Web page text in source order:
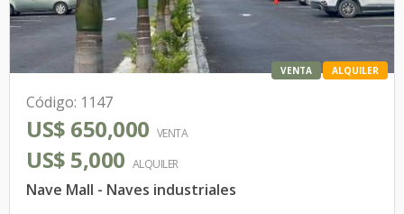
VENTA ALQUILER
Código: 1147
US$ 650,000 VENTA
US$ 5,000 ALQUILER
Nave Mall - Naves industriales